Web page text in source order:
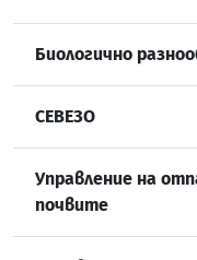
Биологично
СЕВЕЗО
Управление на
почвите